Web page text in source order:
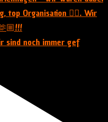
sind noch immer gef